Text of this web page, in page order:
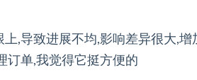
,导致进展不均,影响差异很大,增
订单,我觉得它挺方便的